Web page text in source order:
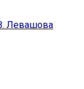
Левашова